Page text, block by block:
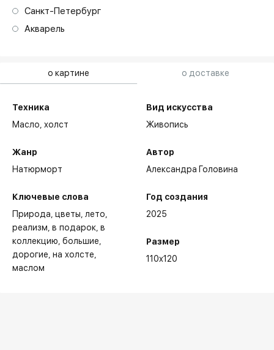
о картине о доставке
Техника
Масло,холст
Жанр
Натюрморт
Ключевые слова
Природа цветы лето
реализм в подарок в
коллекцию большие
дорогие на холсте
маслом
Вид искусства
Живопись
Автор
Александра Головина
Год создания
2025
Размер
110x120
Санкт-Петербург
Акварель